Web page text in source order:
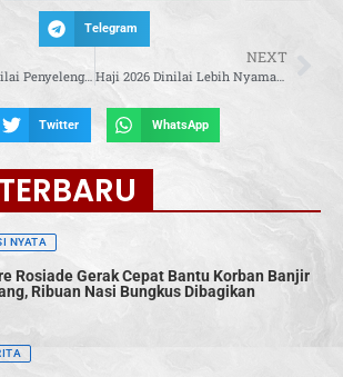
Telegram
Abdul Wachid Nilai Penyelenggaraan Haji 2026 Lebih Tertata dan Berkualitas
NEXT
Haji 2026 Dinilai Lebih Nyaman, Bambang Haryo: Pelayanan Haji Tahun Ini Luar Biasa, Jemaah Sangat Puas
Twitter WhatsApp
NYATA
Rosiade Gerak Cepat Bantu Korban Banjir
Ribuan Nasi Bungkus Dibagikan